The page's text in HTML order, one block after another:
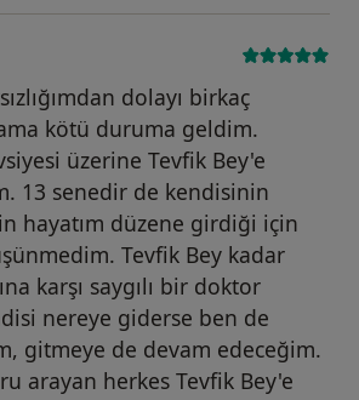
dolayı birkaç
kötü duruma geldim.
üzerine Tevfik Bey'e
13 senedir de kendisinin
hayatım düzene girdiği için
Tevfik Bey kadar
karşı saygılı bir doktor
nereye giderse ben de
gitmeye de devam edeceğim.
arayan herkes Tevfik Bey'e